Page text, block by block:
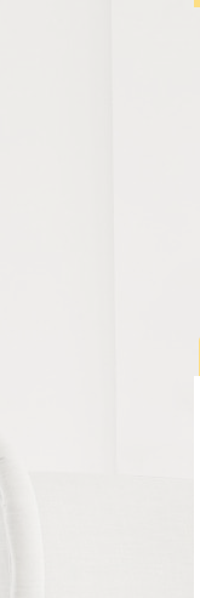
Panneau de gestion des